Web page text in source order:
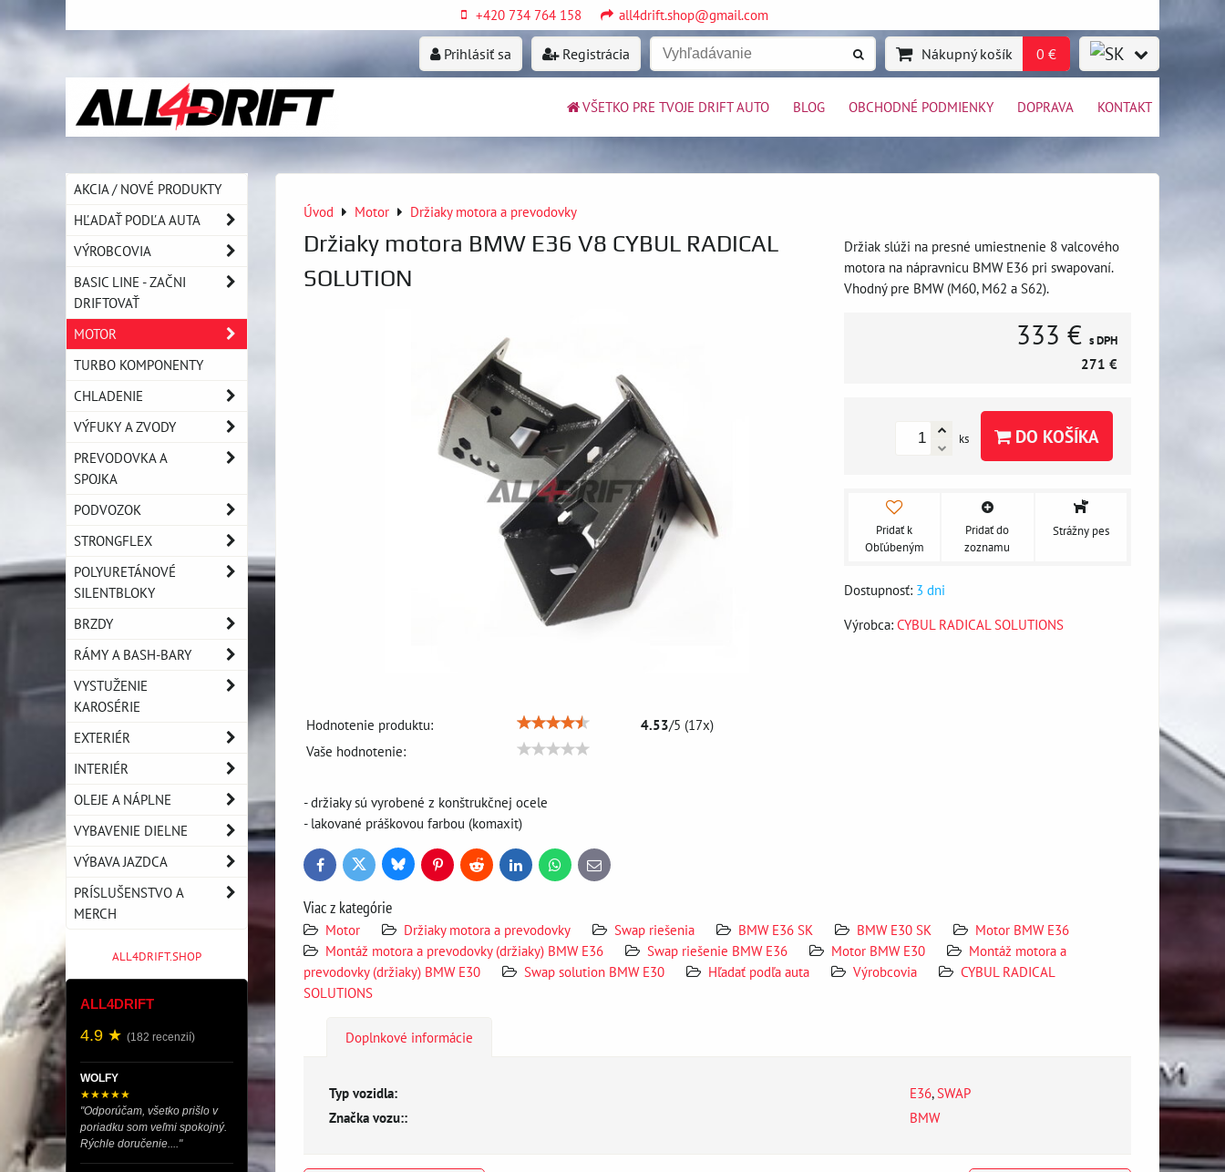
+420 734 764 158 all4drift.shop@gmail.com
Prihlásiť sa Registrácia Nákupný košík 0 €
VŠETKO PRE TVOJE DRIFT AUTO BLOG OBCHODNÉ PODMIENKY DOPRAVA KONTAKT
Úvod Motor Držiaky motora a prevodovky
Držiaky motora BMW E36 V8 CYBUL RADICAL
SOLUTION
Hodnotenie produktu: 4.53/5 (17x)
Vaše hodnotenie:
Držiak slúži na presné umiestnenie 8 valcového
motora na nápravnicu BMW E36 pri swapovaní.
Vhodný pre BMW (M60, M62 a S62).
333 € s DPH
271 €
ks DO KOŠÍKA
Pridať k
Obľúbeným
Pridať do
zoznamu
Strážny pes
Dostupnosť: 3 dni
Výrobca: CYBUL RADICAL SOLUTIONS
- držiaky sú vyrobené z konštrukčnej ocele
- lakované práškovou farbou (komaxit)
FacebookTwitter BlueskyPinterestReddit LinkedInWhatsApp
E-
mail
Viac z kategórie
Motor Držiaky motora a prevodovky Swap riešenia BMW E36 SK BMW E30 SK
Motor BMW E36
Montáž motora a prevodovky (držiaky) BMW E36
Swap riešenie BMW E36 Motor BMW E30
Montáž motora a
prevodovky (držiaky) BMW E30
Swap solution BMW E30 Hľadať podľa auta Výrobcovia
CYBUL RADICAL
SOLUTIONS
Doplnkové informácie
Typ vozidla: E36,SWAP
Značka vozu::
BMW
AKCIA / NOVÉ PRODUKTY
HĽADAŤ PODĽA AUTA
VÝROBCOVIA
BASIC LINE - ZAČNI
DRIFTOVAŤ
MOTOR
TURBO KOMPONENTY
CHLADENIE
VÝFUKY A ZVODY
PREVODOVKA A
SPOJKA
PODVOZOK
STRONGFLEX
POLYURETÁNOVÉ
SILENTBLOKY
BRZDY
RÁMY A BASH-BARY
VYSTUŽENIE
KAROSÉRIE
EXTERIÉR
INTERIÉR
OLEJE A NÁPLNE
VYBAVENIE DIELNE
VÝBAVA JAZDCA
PRÍSLUŠENSTVO A
MERCH
ALL4DRIFT.SHOP
ALL4DRIFT
4.9 ★ (182 recenzií)
WOLFY
★★★★★
"Odporúčam, všetko prišlo v
poriadku som veľmi spokojný.
Rýchle doručenie...."